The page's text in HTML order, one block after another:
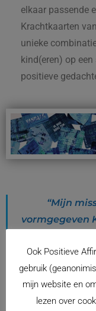
elkaar passende
Krachtkaarten
unieke
kind(eren) op
positieve
“Mijn
vormgegeven
wenst en
liefde in
vertrouwen
komen en uit
Ook Positieve
gebruik
mijn website en
lezen over